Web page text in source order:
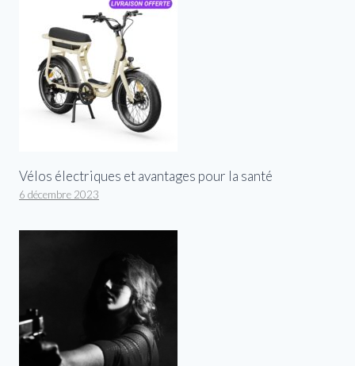
Vélos électriques et avantages pour la santé
6 décembre 2023